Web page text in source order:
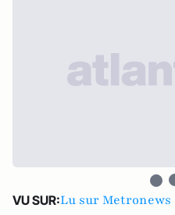
VU SUR:Lu sur Metronews